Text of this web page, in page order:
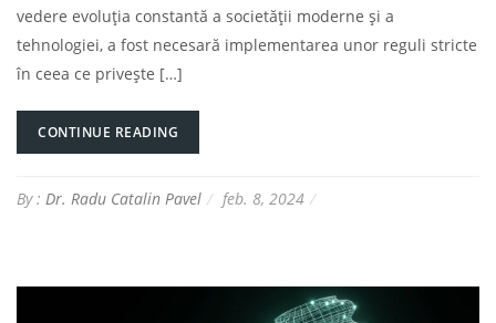
vedere evoluția constantă a societății moderne și a
tehnologiei, a fost necesară implementarea unor reguli stricte
în ceea ce privește […]
CONTINUE READING
By : Dr. Radu Catalin Pavel feb. 8, 2024